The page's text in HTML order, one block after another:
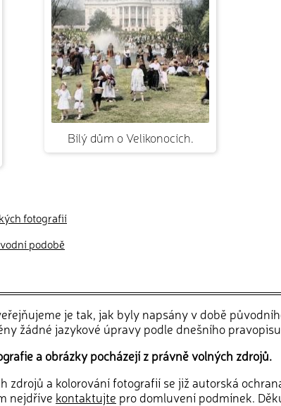
Bílý dům o Velikonocích.
fotografií
podobě
je tak, jak byly napsány v době
žádné jazykové úpravy podle dnešního pravopisu.
a obrázky pocházejí z právně volných zdrojů.
zdrojů a kolorování fotografií se již autorská
nejdříve kontaktujte pro domluvení podmínek.